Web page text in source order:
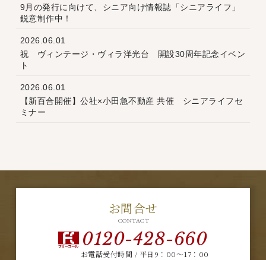
9月の発行に向けて、シニア向け情報誌「シニアライフ」
鋭意制作中！
2026.06.01
祝 ヴィンテージ・ヴィラ洋光台 開設30周年記念イベン
ト
2026.06.01
【新百合開催】公社×小田急不動産 共催 シニアライフセ
ミナー
お問合せ
CONTACT
0120-428-660
お電話受付時間 / 平日9：00～17：00